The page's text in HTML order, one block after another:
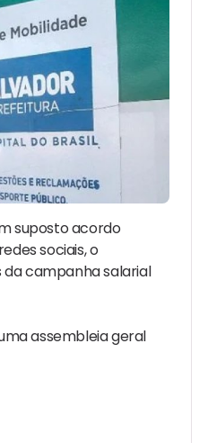
suposto acordo
sociais, o
da campanha salarial
assembleia geral